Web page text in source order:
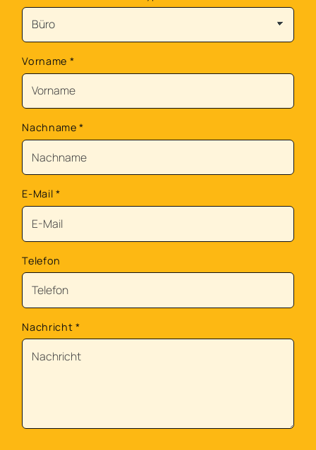
Vorname *
Nachname*
E-Mail *
Telefon
Nachricht *